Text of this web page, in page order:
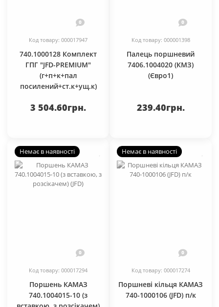
0
Код товару: 000017947
740.1000128 Комплект
ГПГ "JFD-PREMIUM"
(г+п+к+пал
посилений+ст.к+ущ.к)
3 504.60грн.
0
Код товару: 000001398
Палець поршневий
7406.1004020 (КМЗ)
(Євро1)
239.40грн.
Немає в наявності
0
Код товару: 000017294
Поршень КАМАЗ
740.1004015-10 (з
Немає в наявності
0
Код товару: 000017274
Поршневі кільця КАМАЗ
740-1000106 (JFD) п/к